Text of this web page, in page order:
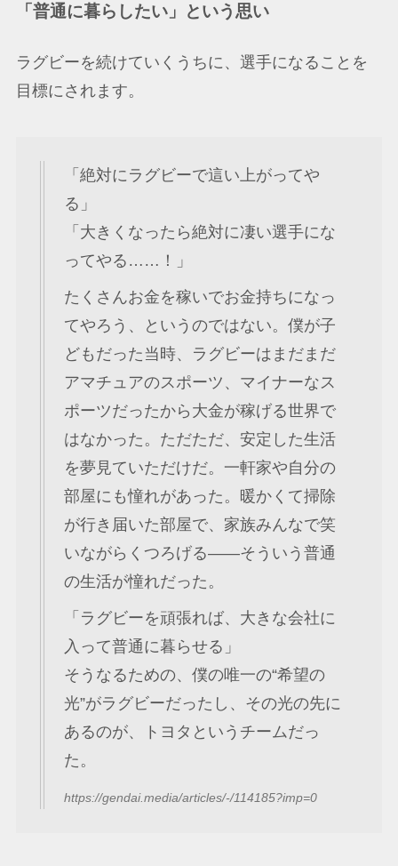
「普通に暮らしたい」という思い
ラグビーを続けていくうちに、選手になることを
目標にされます。
「絶対にラグビーで這い上がってや
る」
「大きくなったら絶対に凄い選手にな
ってやる……！」
たくさんお金を稼いでお金持ちになっ
てやろう、というのではない。僕が子
どもだった当時、ラグビーはまだまだ
アマチュアのスポーツ、マイナーなス
ポーツだったから大金が稼げる世界で
はなかった。ただただ、安定した生活
を夢見ていただけだ。一軒家や自分の
部屋にも憧れがあった。暖かくて掃除
が行き届いた部屋で、家族みんなで笑
いながらくつろげる――そういう普通
の生活が憧れだった。
「ラグビーを頑張れば、大きな会社に
入って普通に暮らせる」
そうなるための、僕の唯一の“希望の
光”がラグビーだったし、その光の先に
あるのが、トヨタというチームだっ
た。
https://gendai.media/articles/-/114185?imp=0